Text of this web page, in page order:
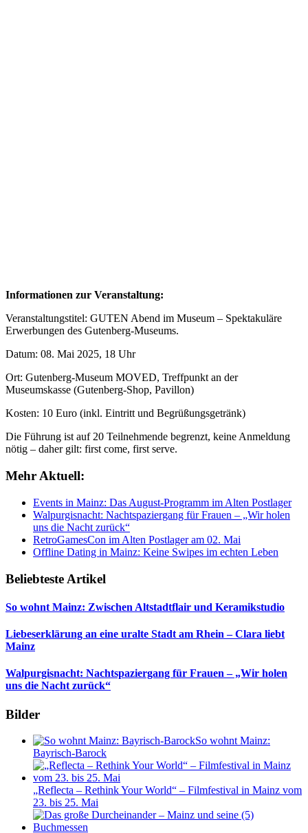
Informationen zur Veranstaltung:
Veranstaltungstitel: GUTEN Abend im Museum – Spektakuläre
Erwerbungen des Gutenberg-Museums.
Datum: 08. Mai 2025, 18 Uhr
Ort: Gutenberg-Museum MOVED, Treffpunkt an der
Museumskasse (Gutenberg-Shop, Pavillon)
Kosten: 10 Euro (inkl. Eintritt und Begrüßungsgetränk)
Die Führung ist auf 20 Teilnehmende begrenzt, keine Anmeldung
nötig – daher gilt: first come, first serve.
Mehr Aktuell:
Events in Mainz: Das August-Programm im Alten Postlager
Walpurgisnacht: Nachtspaziergang für Frauen – „Wir holen
uns die Nacht zurück“
RetroGamesCon im Alten Postlager am 02. Mai
Offline Dating in Mainz: Keine Swipes im echten Leben
Beliebteste Artikel
So wohnt Mainz: Zwischen Altstadtflair und Keramikstudio
Liebeserklärung an eine uralte Stadt am Rhein – Clara liebt
Mainz
Walpurgisnacht: Nachtspaziergang für Frauen – „Wir holen
uns die Nacht zurück“
Bilder
So wohnt Mainz:
Bayrisch-Barock
„Reflecta – Rethink Your World“ – Filmfestival in Mainz vom
23. bis 25. Mai